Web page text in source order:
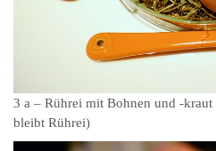
3 a – Rührei mit Bohnen und -
bleibt Rührei)